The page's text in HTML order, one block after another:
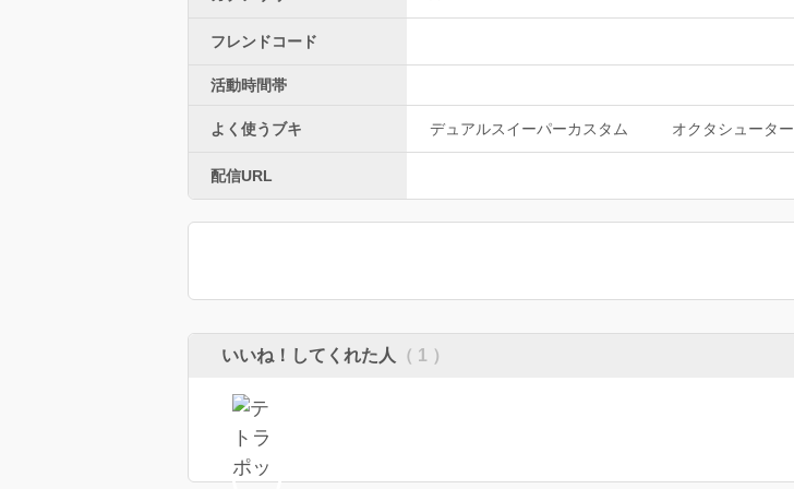
フレンドコード
活動時間帯
よく使うブキ デュアルスイーパーカスタム オクタシューター
配信URL
いいね！してくれた人 （ 1 ）